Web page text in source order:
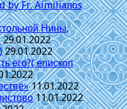
by Fr. Aimilianos
Нины,
29.01.2022
29.01.2022
его?( епископ
11.01.2022
11.01.2022